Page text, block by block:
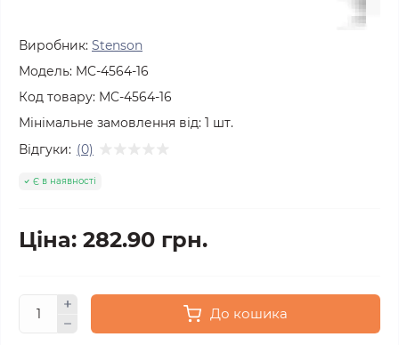
Виробник: Stenson
Модель: MC-4564-16
Код товару: MC-4564-16
Мінімальне замовлення від: 1 шт.
Відгуки: (0)
Є в наявності
Ціна: 282.90 грн.
До кошика